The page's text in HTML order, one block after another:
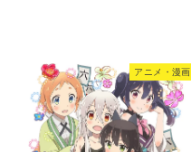
アニメ・漫画